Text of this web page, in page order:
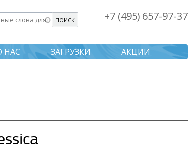
слова для поиска +7 (495) 657-97-37
НАС ЗАГРУЗКИ АКЦИИ